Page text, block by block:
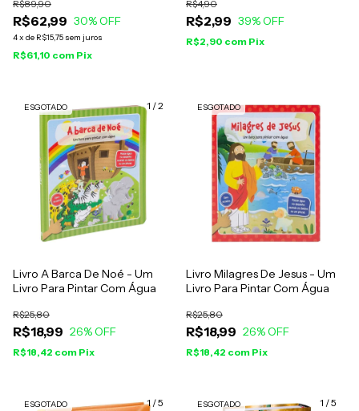
R$62,99
R$89,90
30% OFF
4x de R$15,75 sem juros
R$61,10 com Pix
R$2,99
R$4,90
39% OFF
R$2,90 com Pix
1 /2
ESGOTADO
Livro A Barca De Noé - Um
Livro Para Pintar Com Água
R$18,99
R$25,80
26% OFF
R$18,42 com Pix
ESGOTADO
Livro Milagres De Jesus - Um
Livro Para Pintar Com Água
R$18,99
R$25,80
26% OFF
R$18,42 com Pix
1 /5
ESGOTADO 1 /5
ESGOTADO